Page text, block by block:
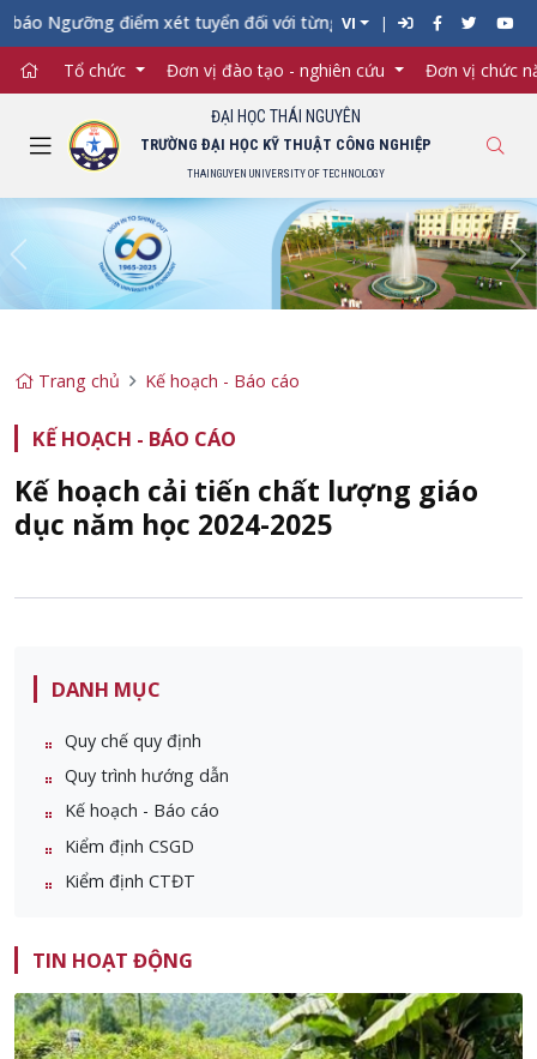
Ngưỡng điểm xét tuyển đối với từng ngành đào tạo Đại học
VI
Tổ chức Đơn vị đào tạo - nghiên cứu Đơn vị chức
ĐẠI HỌC THÁI NGUYÊN
TRƯỜNG ĐẠI HỌC KỸ THUẬT CÔNG NGHIỆP
THAINGUYEN UNIVERSITY OF TECHNOLOGY
Previous
Trang chủ Kế hoạch - Báo cáo
KẾ HOẠCH - BÁO CÁO
Kế hoạch cải tiến chất lượng giáo
dục năm học 2024-2025
DANH MỤC
Quy chế quy định
Quy trình hướng dẫn
Kế hoạch - Báo cáo
Kiểm định CSGD
Kiểm định CTĐT
TIN HOẠT ĐỘNG